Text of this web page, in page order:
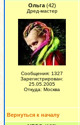
Ольга(42)
Дред-мастер
Сообщения: 1327
Зарегистрирован:
25.05.2005
Откуда: Москва
Вернуться к началу